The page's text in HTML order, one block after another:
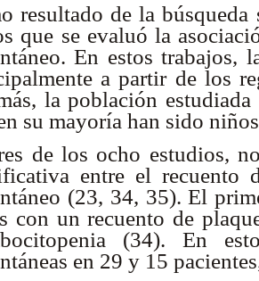
resultado de la
que se evaluó la
En estos trabajos,
a partir de los
la población
su mayoría han sido
de los ocho estudios,
entre el recuento
(23, 34, 35). El
con un recuento de
(34). En
en 29 y 15